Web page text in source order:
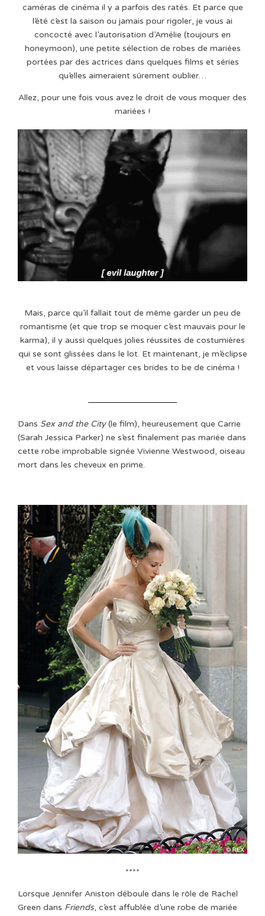
caméras de cinéma il y a parfois des ratés. Et parce que
l’été c’est la saison ou jamais pour rigoler, je vous ai
concocté avec l’autorisation d’Amélie (toujours en
honeymoon), une petite sélection de robes de mariées
portées par des actrices dans quelques films et séries
qu’elles aimeraient sûrement oublier…
Allez, pour une fois vous avez le droit de vous moquer des
mariées !
Mais, parce qu’il fallait tout de même garder un peu de
romantisme (et que trop se moquer c’est mauvais pour le
karma), il y aussi quelques jolies réussites de costumières
qui se sont glissées dans le lot. Et maintenant, je m’éclipse
et vous laisse départager ces brides to be de cinéma !
Dans Sex and the City(le film), heureusement que Carrie
(Sarah Jessica Parker) ne s’est finalement pas mariée dans
cette robe improbable signée Vivienne Westwood, oiseau
mort dans les cheveux en prime.
****
Lorsque Jennifer Aniston déboule dans le rôle de Rachel
Green dans Friends, c’est affublée d’une robe de mariée